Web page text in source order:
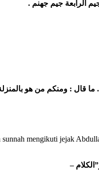
الرابعة جيم جهنم .
قال : ومنكم من هو بالمنزلة
mengikuti jejak
–